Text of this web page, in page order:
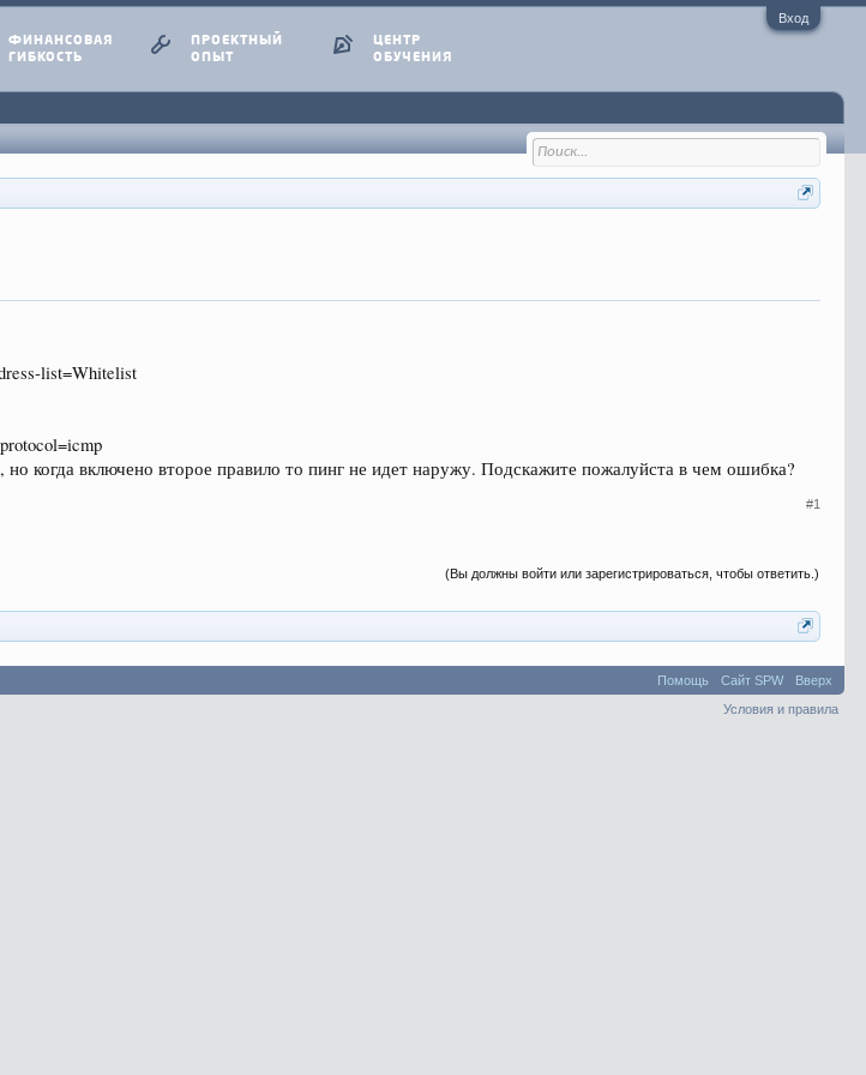
Вход
list=Whitelist
когда включено второе правило то пинг не идет наружу. Подскажите пожалуйста в чем ошибка?
#1
(Вы должны войти или зарегистрироваться, чтобы ответить.)
ФИНАНСОВАЯ
ГИБКОСТЬ
ПРОЕКТНЫЙ
ОПЫТ
ЦЕНТР
ОБУЧЕНИЯ
Помощь Сайт SPW
Вверх
Условия и правила